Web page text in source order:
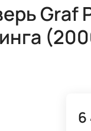
Graf
6